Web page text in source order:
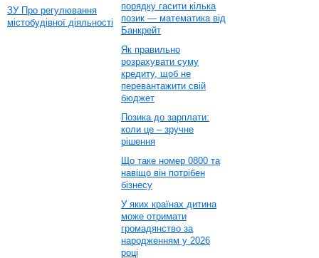
ЗУ Про регулювання
містобудівної діяльності
порядку гасити кілька
позик — математика від
Банкрейт
Як правильно
розрахувати суму
кредиту, щоб не
перевантажити свій
бюджет
Позика до зарплати:
коли це – зручне
рішення
Що таке номер 0800 та
навіщо він потрібен
бізнесу
У яких країнах дитина
може отримати
громадянство за
народженням у 2026
році